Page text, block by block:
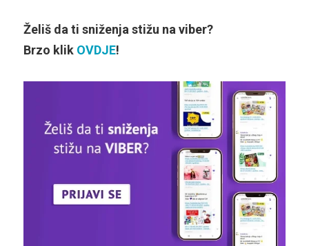
Želiš da ti sniženja stižu na viber?
Brzo klik OVDJE!